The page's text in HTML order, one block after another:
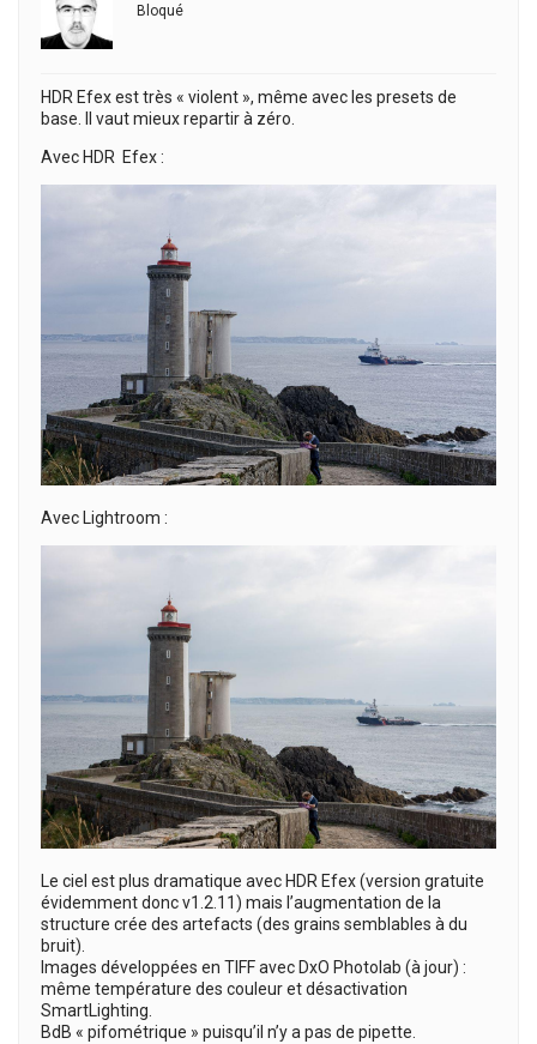
Bloqué
HDR Efex est très « violent », même avec les presets de
base. Il vaut mieux repartir à zéro.
Avec HDR Efex :
Avec Lightroom :
Le ciel est plus dramatique avec HDR Efex (version gratuite
évidemment donc v1.2.11) mais l’augmentation de la
structure crée des artefacts (des grains semblables à du
bruit).
Images développées en TIFF avec DxO Photolab (à jour) :
même température des couleur et désactivation
SmartLighting.
BdB « pifométrique » puisqu’il n’y a pas de pipette.